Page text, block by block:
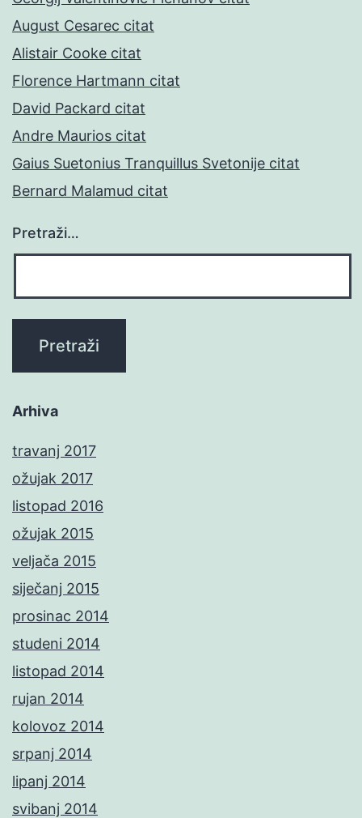
August Cesarec citat
Alistair Cooke citat
Florence Hartmann citat
David Packard citat
Andre Maurios citat
Gaius Suetonius Tranquillus Svetonije citat
Bernard Malamud citat
Pretraži…
Arhiva
travanj 2017
ožujak 2017
listopad 2016
ožujak 2015
veljača 2015
siječanj 2015
prosinac 2014
studeni 2014
listopad 2014
rujan 2014
kolovoz 2014
srpanj 2014
lipanj 2014
svibanj 2014